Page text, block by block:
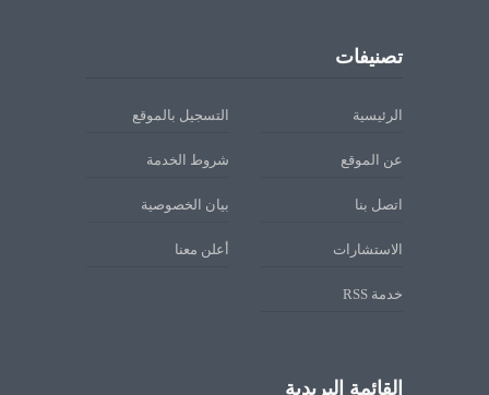
تصنيفات
الرئيسية التسجيل بالموقع
عن الموقع شروط الخدمة
اتصل بنا بيان الخصوصية
الاستشارات أعلن معنا
خدمة RSS
القائمة البريدية